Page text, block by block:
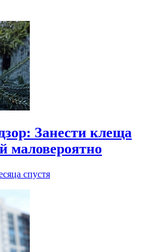
Занести клеща
маловероятно
спустя